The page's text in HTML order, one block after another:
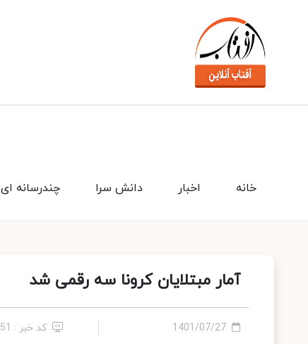
چندرسانه ای دانش سرا اخبار خانه
آمار مبتلایان کرونا سه رقمی شد
1401/07/27 کد خبر : 12851